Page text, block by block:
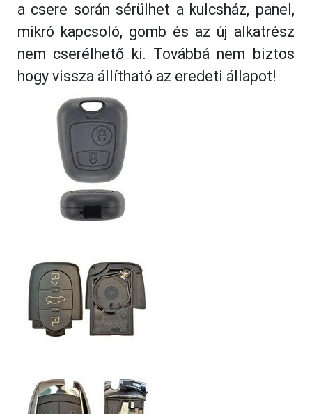
a csere során sérülhet a kulcsház, panel,
mikró kapcsoló, gomb és az új alkatrész
nem cserélhető ki. Továbbá nem biztos
hogy vissza állítható az eredeti állapot!